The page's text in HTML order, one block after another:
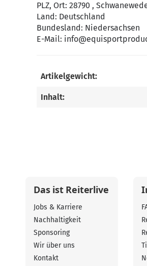
PLZ, Ort: 28790 ,
Land: Deutschland
Bundesland: Niedersachsen
E-Mail:
Artikelgewicht:
Inhalt:
Das ist Reiterlive
Jobs & Karriere
Nachhaltigkeit
Sponsoring
Wir über uns
Kontakt